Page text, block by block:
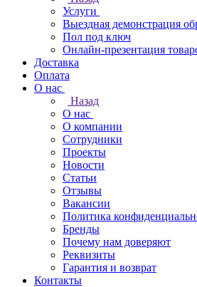
Услуги
Выездная демонстрация
Пол под ключ
Онлайн-презентация
Доставка
Оплата
О нас
Назад
О нас
О компании
Сотрудники
Проекты
Новости
Статьи
Отзывы
Вакансии
Политика
Бренды
Почему нам доверяют
Реквизиты
Гарантия и возврат
Контакты